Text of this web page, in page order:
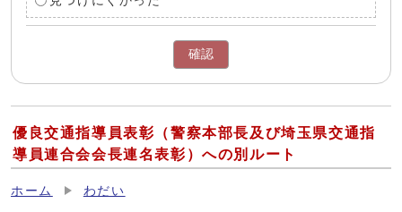
確認
優良交通指導員表彰（警察本部長及び埼玉県交通指
導員連合会会長連名表彰）への別ルート
ホーム わだい